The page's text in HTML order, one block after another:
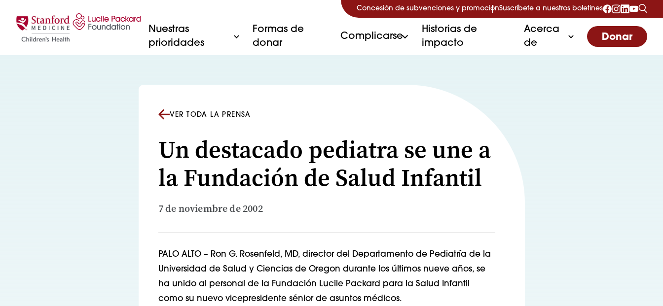
Concesión de subvenciones y promociónSuscríbete a nuestros boletines
Nuestras
prioridades
Formas de
donar
Complicarse
Historias de
impacto
Acerca
de
Donar
VER TODA LA PRENSA
Un destacado pediatra se une a
la Fundación de Salud Infantil
7 de noviembre de 2002
PALO ALTO – Ron G. Rosenfeld, MD, director del Departamento de Pediatría de la
Universidad de Salud y Ciencias de Oregon durante los últimos nueve años, se
ha unido al personal de la Fundación Lucile Packard para la Salud Infantil
como su nuevo vicepresidente sénior de asuntos médicos.